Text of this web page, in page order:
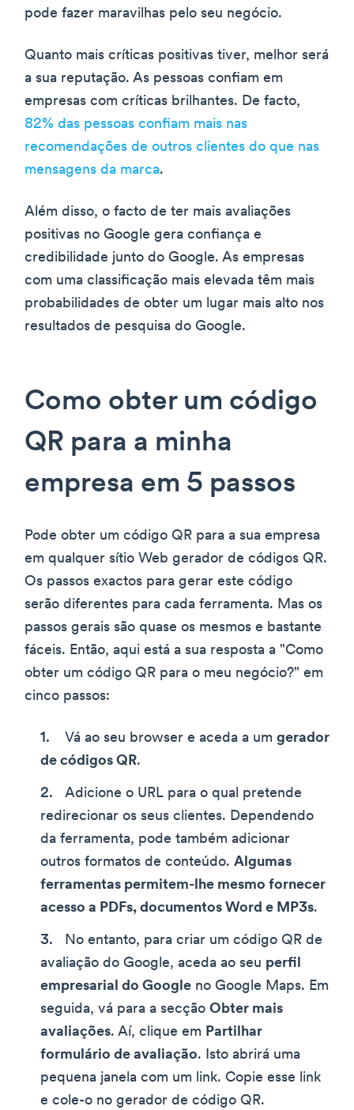
pode fazer maravilhas pelo seu negócio.
Quanto mais críticas positivas tiver, melhor será
a sua reputação. As pessoas confiam em
empresas com críticas brilhantes. De facto,
82% das pessoas confiam mais nas
recomendações de outros clientes do que nas
mensagens da marca.
Além disso, o facto de ter mais avaliações
positivas no Google gera confiança e
credibilidade junto do Google. As empresas
com uma classificação mais elevada têm mais
probabilidades de obter um lugar mais alto nos
resultados de pesquisa do Google.
Como obter um código
QR para a minha
empresa em 5 passos
Pode obter um código QR para a sua empresa
em qualquer sítio Web gerador de códigos QR.
Os passos exactos para gerar este código
serão diferentes para cada ferramenta. Mas os
passos gerais são quase os mesmos e bastante
fáceis. Então, aqui está a sua resposta a "Como
obter um código QR para o meu negócio?" em
cinco passos:
Vá ao seu browser e aceda a um gerador
de códigos QR.
Adicione o URL para o qual pretende
redirecionar os seus clientes. Dependendo
da ferramenta, pode também adicionar
outros formatos de conteúdo. Algumas
ferramentas permitem-lhe mesmo fornecer
acesso a PDFs, documentos Word e MP3s.
No entanto, para criar um código QR de
avaliação do Google, aceda ao seu perfil
empresarial do Google no Google Maps. Em
seguida, vá para a secção Obter mais
avaliações. Aí, clique em Partilhar
formulário de avaliação. Isto abrirá uma
pequena janela com um link. Copie esse link
e cole-o no gerador de código QR.